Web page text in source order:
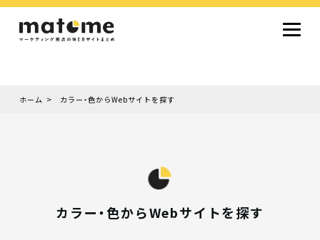
シンプルデザイン
クール・モダン
ナチュラル・温もり系
和風・ジャパニーズ
雑誌風・エディトリアル
イラスト
ミニマルデザイン
タイポグラフィ重視
グラデーション
高級感・ラグジュアリー
グリッドデザイン
フラットデザイン
モーション・アニメーション
テクスチャ・素材感
シングルページ
ホーム カラー・色からWebサイトを探す
カラー・色からWebサイトを探す